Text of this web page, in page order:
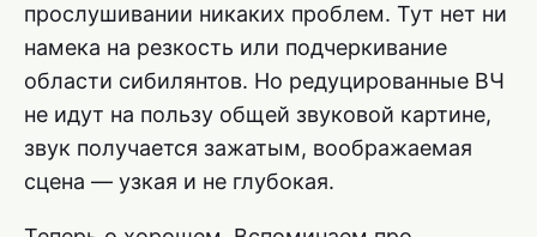
прослушивании никаких проблем. Тут нет ни
намека на резкость или подчеркивание
области сибилянтов. Но редуцированные ВЧ
не идут на пользу общей звуковой картине,
звук получается зажатым, воображаемая
сцена — узкая и не глубокая.